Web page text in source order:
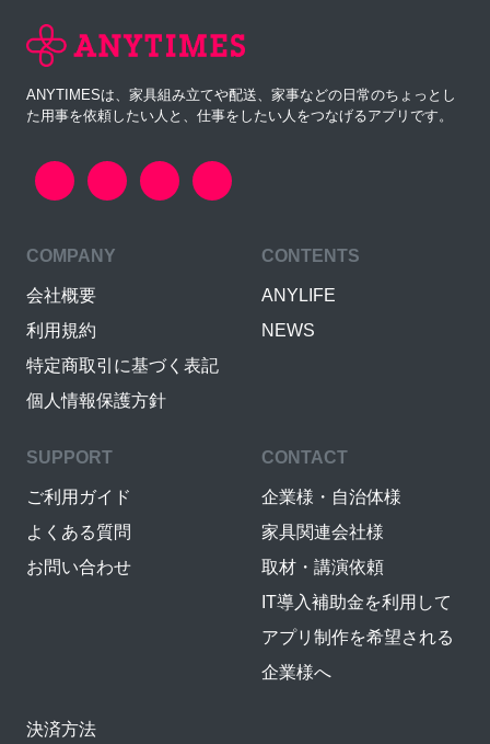
ANYTIMESは、家具組み立てや配送、家事などの日常のちょっとし
た用事を依頼したい人と、仕事をしたい人をつなげるアプリです。
COMPANY
会社概要
利用規約
特定商取引に基づく表記
個人情報保護方針
CONTENTS
ANYLIFE
NEWS
SUPPORT
ご利用ガイド
よくある質問
お問い合わせ
CONTACT
企業様・自治体様
家具関連会社様
取材・講演依頼
IT導入補助金を利用して
アプリ制作を希望される
企業様へ
決済方法